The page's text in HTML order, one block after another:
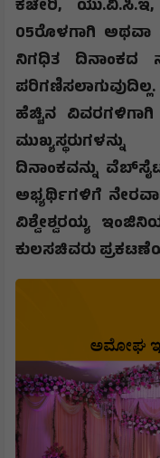
ಕಚೇರಿ, ಯು.ವಿ.ಸಿ.ಇ,
05ರೊಳಗಾಗಿ ಅಥವಾ
ನಿಗಧಿತ ದಿನಾಂಕದ
ಪರಿಗಣಿಸಲಾಗುವುದಿಲ್ಲ.
ಹೆಚ್ಚಿನ
ದಿನಾಂಕವನ್ನು
ಅಭ್ಯರ್ಥಿಗಳಿಗೆ
ವಿಶ್ವೇಶ್ವರಯ್ಯ
ಕುಲಸಚಿವರು